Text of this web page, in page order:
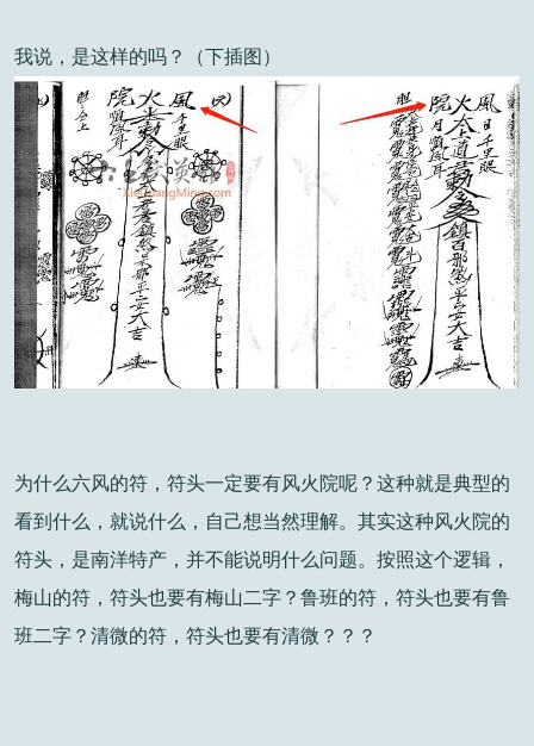
我说，是这样的吗？（下插图）
为什么六风的符，符头一定要有风火院呢？这种就是典型的
看到什么，就说什么，自己想当然理解。其实这种风火院的
符头，是南洋特产，并不能说明什么问题。按照这个逻辑，
梅山的符，符头也要有梅山二字？鲁班的符，符头也要有鲁
班二字？清微的符，符头也要有清微？？？